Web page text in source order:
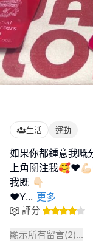
生活 運動
如果你都鍾意我嘅
上角關注我
我既 👇🏻
❤️Y... 更多
評分
顯示所有留言(2)...